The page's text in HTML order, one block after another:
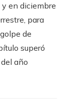
en diciembre
para
de
superó
año